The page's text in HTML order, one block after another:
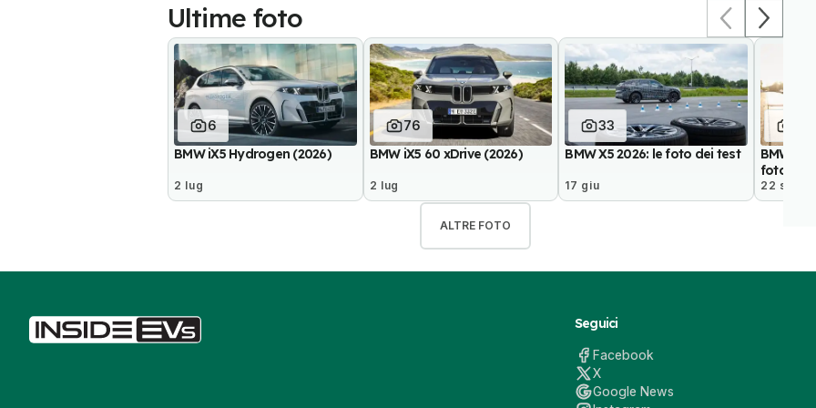
Ultime foto
6
BMW iX5 Hydrogen (2026)
2 lug
76
BMW iX5 60 xDrive (2026)
2 lug
33
BMW X5 2026: le foto dei test
17 giu
BMW
foto
22 set
ALTRE FOTO
Seguici
Facebook
X
Google News